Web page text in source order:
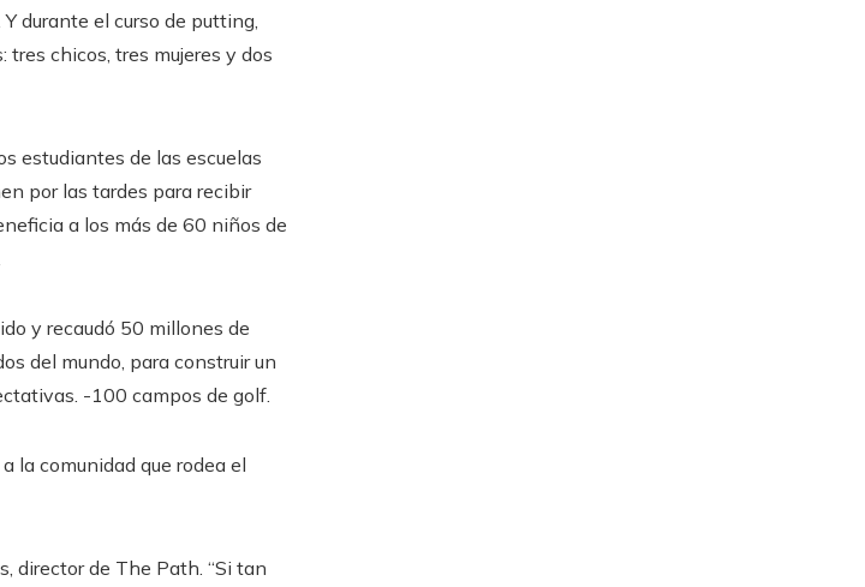
durante el curso de putting,
chicos, tres mujeres y dos
estudiantes de las escuelas
por las tardes para recibir
a los más de 60 niños de
y recaudó 50 millones de
del mundo, para construir un
-100 campos de golf.
la comunidad que rodea el
director de The Path. “Si tan